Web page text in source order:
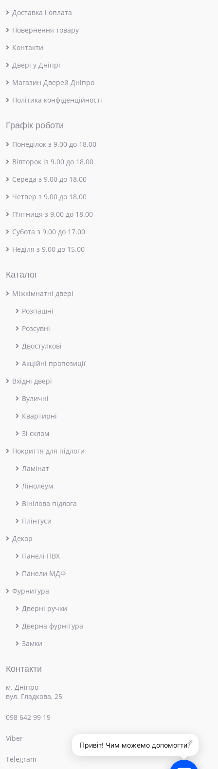
×
Привіт! Чим можемо допомогти?
Доставка і оплата
Повернення товару
Контакти
Двері у Дніпрі
Магазин Дверей Дніпро
Політика конфіденційності
Графік роботи
Понеділок з 9.00 до 18.00
Вівторок із 9.00 до 18.00
Середа з 9.00 до 18.00
Четвер з 9.00 до 18.00
П'ятниця з 9.00 до 18.00
Субота з 9.00 до 17.00
Неділя з 9.00 до 15.00
Каталог
Міжкімнатні двері
Розпашні
Розсувні
Двостулкові
Акційні пропозиції
Вхідні двері
Вуличні
Квартирні
Зі склом
Покриття для підлоги
Ламінат
Лінолеум
Вінілова підлога
Плінтуси
Декор
Панелі ПВХ
Панели МДФ
Фурнитура
Дверні ручки
Дверна фурнітура
Замки
Контакти
м. Дніпро
вул. Гладкова, 25
098 642 99 19
Viber
Telegram